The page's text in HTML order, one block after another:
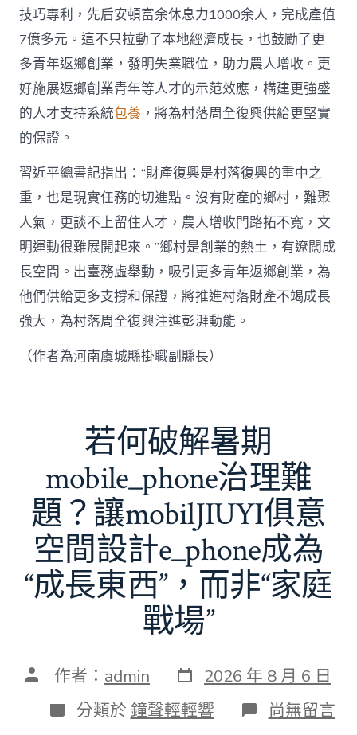
技巧專利，先后安頓富余休息力1000余人，完成產值
7億多元。這不只拉動了本地經濟成長，也鼓勵了更
多青年返鄉創業，發明失業職位，助力農人增收。更
好施展返鄉創業青年等人才的示范效應，構建更強盛
的人才支持系統包養 ，將為村落周全復興供給更堅實
的保證。
習近平總書記指出：“財產復興是村落復興的重中之
重，也是現實任務的切進點。沒有財產的鄉村，難聚
人氣，更談不上留住人才，農人增收門路拓不寬，文
明運動很難展開起來。”鄉村是創業的熱土，有遼闊成
長空間。出臺務虛舉動，吸引更多青年返鄉創業，為
他們供給更多支撐和保證，將推進村落財產不竭成長
強大，為村落周全復興注進彭湃動能。
（作者為河南虞城縣掛職副縣長）
若何破解暑期
mobile_phone治理難
題？讓mobilJIUYI俱意
空間設計e_phone成為
“成長東西”，而非“家庭
戰場”
文 作者： admin 發
表
日
期
2026 年 8 月 6 日
分
類
分類於 鐘聲輕輕響 在
〈若
尚無留言